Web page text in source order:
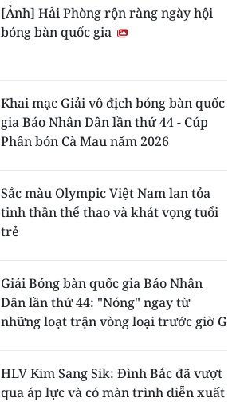
[Ảnh] Hải Phòng rộn ràng ngày hội
bóng bàn quốc gia
Khai mạc Giải vô địch bóng bàn quốc
gia Báo Nhân Dân lần thứ 44 - Cúp
Phân bón Cà Mau năm 2026
Sắc màu Olympic Việt Nam lan tỏa
tinh thần thể thao và khát vọng tuổi
trẻ
Giải Bóng bàn quốc gia Báo Nhân
Dân lần thứ 44: "Nóng" ngay từ
những loạt trận vòng loại trước giờ G
HLV Kim Sang Sik: Đình Bắc đã vượt
qua áp lực và có màn trình diễn xuất